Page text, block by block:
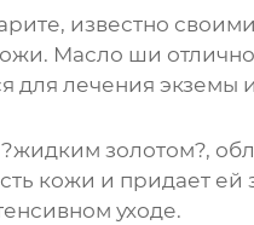
известно
Масло ши
для лечения экземы
золотом?,
кожи и придает
уходе.